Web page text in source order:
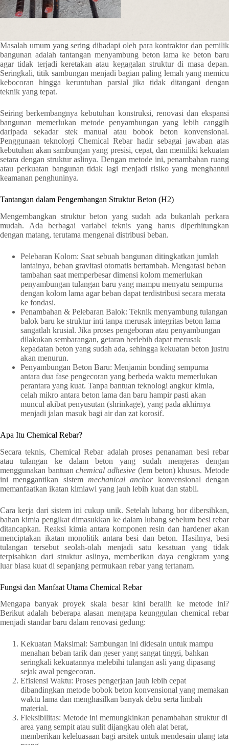
Masalah umum yang sering dihadapi oleh para kontraktor dan pemilik
bangunan adalah tantangan menyambung beton lama ke beton baru
agar tidak terjadi keretakan atau kegagalan struktur di masa depan.
Seringkali, titik sambungan menjadi bagian paling lemah yang memicu
kebocoran hingga keruntuhan parsial jika tidak ditangani dengan
teknik yang tepat.
Seiring berkembangnya kebutuhan konstruksi, renovasi dan ekspansi
bangunan memerlukan metode penyambungan yang lebih canggih
daripada sekadar stek manual atau bobok beton konvensional.
Penggunaan teknologi Chemical Rebar hadir sebagai jawaban atas
kebutuhan akan sambungan yang presisi, cepat, dan memiliki kekuatan
setara dengan struktur aslinya. Dengan metode ini, penambahan ruang
atau perkuatan bangunan tidak lagi menjadi risiko yang menghantui
keamanan penghuninya.
Tantangan dalam Pengembangan Struktur Beton (H2)
Mengembangkan struktur beton yang sudah ada bukanlah perkara
mudah. Ada berbagai variabel teknis yang harus diperhitungkan
dengan matang, terutama mengenai distribusi beban.
Pelebaran Kolom: Saat sebuah bangunan ditingkatkan jumlah
lantainya, beban gravitasi otomatis bertambah. Mengatasi beban
tambahan saat memperbesar dimensi kolom memerlukan
penyambungan tulangan baru yang mampu menyatu sempurna
dengan kolom lama agar beban dapat terdistribusi secara merata
ke fondasi.
Penambahan & Pelebaran Balok: Teknik menyambung tulangan
balok baru ke struktur inti tanpa merusak integritas beton lama
sangatlah krusial. Jika proses pengeboran atau penyambungan
dilakukan sembarangan, getaran berlebih dapat merusak
kepadatan beton yang sudah ada, sehingga kekuatan beton justru
akan menurun.
Penyambungan Beton Baru: Menjamin bonding sempurna
antara dua fase pengecoran yang berbeda waktu memerlukan
perantara yang kuat. Tanpa bantuan teknologi angkur kimia,
celah mikro antara beton lama dan baru hampir pasti akan
muncul akibat penyusutan (shrinkage), yang pada akhirnya
menjadi jalan masuk bagi air dan zat korosif.
Apa Itu Chemical Rebar?
Secara teknis, Chemical Rebar adalah proses penanaman besi rebar
atau tulangan ke dalam beton yang sudah mengeras dengan
menggunakan bantuanchemical adhesive (lem beton) khusus. Metode
ini menggantikan sistem mechanical anchorkonvensional dengan
memanfaatkan ikatan kimiawi yang jauh lebih kuat dan stabil.
Cara kerja dari sistem ini cukup unik. Setelah lubang bor dibersihkan,
bahan kimia pengikat dimasukkan ke dalam lubang sebelum besi rebar
ditancapkan. Reaksi kimia antara komponen resin dan hardener akan
menciptakan ikatan monolitik antara besi dan beton. Hasilnya, besi
tulangan tersebut seolah-olah menjadi satu kesatuan yang tidak
terpisahkan dari struktur aslinya, memberikan daya cengkram yang
luar biasa kuat di sepanjang permukaan rebar yang tertanam.
Fungsi dan Manfaat Utama Chemical Rebar
Mengapa banyak proyek skala besar kini beralih ke metode ini?
Berikut adalah beberapa alasan mengapa keunggulan chemical rebar
menjadi standar baru dalam renovasi gedung:
Kekuatan Maksimal: Sambungan ini didesain untuk mampu
menahan beban tarik dan geser yang sangat tinggi, bahkan
seringkali kekuatannya melebihi tulangan asli yang dipasang
sejak awal pengecoran.
Efisiensi Waktu: Proses pengerjaan jauh lebih cepat
dibandingkan metode bobok beton konvensional yang memakan
waktu lama dan menghasilkan banyak debu serta limbah
material.
Fleksibilitas: Metode ini memungkinkan penambahan struktur di
area yang sempit atau sulit dijangkau oleh alat berat,
memberikan keleluasaan bagi arsitek untuk mendesain ulang tata